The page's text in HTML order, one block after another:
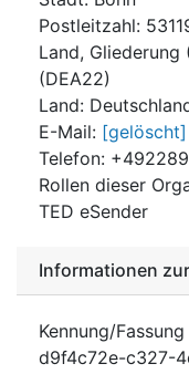
Postleitzahl:
Land, Gliederung
(DEA22)
Land:
E-Mail: [gelöscht]
Telefon:
Rollen dieser
TED eSender
Informationen
Kennung/
d9f4c72e-c327-